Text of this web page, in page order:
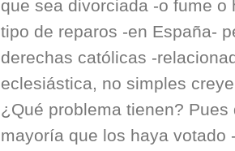
que sea divorciada -o fume o
tipo de reparos -en España-
derechas católicas -
eclesiástica, no simples
¿Qué problema tienen? Pues
mayoría que los haya votado